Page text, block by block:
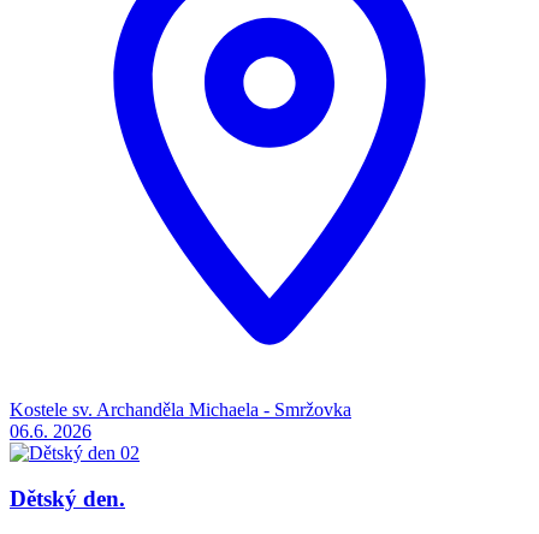
Kostele sv. Archanděla Michaela - Smržovka
06.6. 2026
Dětský den.